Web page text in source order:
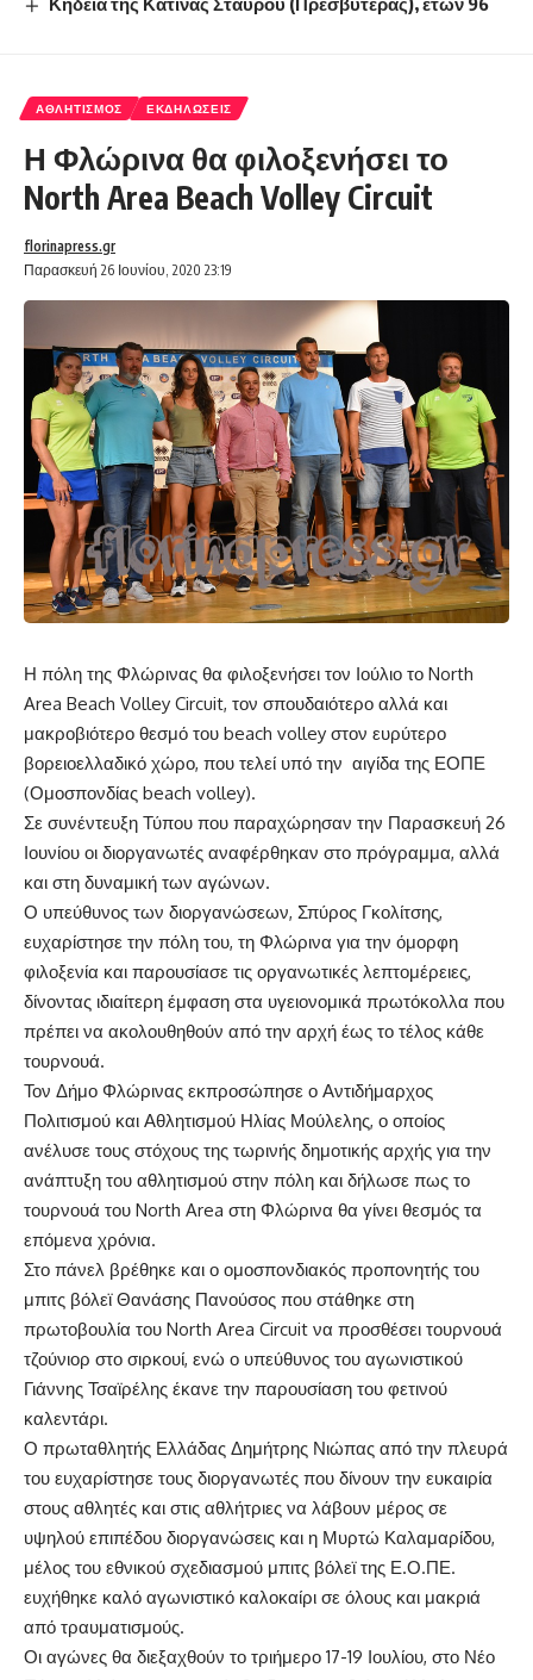
ΑΘΛΗΤΙΣΜΌΣ ΕΚΔΗΛΏΣΕΙΣ
Η Φλώρινα θα φιλοξενήσει το
North Area Beach Volley Circuit
Παρασκευή 26 Ιουνίου, 2020 23:19
florinapress.gr
Η πόλη της Φλώρινας θα φιλοξενήσει τον Ιούλιο το North
Area Beach Volley Circuit, τον σπουδαιότερο αλλά και
μακροβιότερο θεσμό του beach volley στον ευρύτερο
βορειοελλαδικό χώρο, που τελεί υπό την αιγίδα της ΕΟΠΕ
(Ομοσπονδίας beach volley).
Σε συνέντευξη Τύπου που παραχώρησαν την Παρασκευή 26
Ιουνίου οι διοργανωτές αναφέρθηκαν στο πρόγραμμα, αλλά
και στη δυναμική των αγώνων.
Ο υπεύθυνος των διοργανώσεων, Σπύρος Γκολίτσης,
ευχαρίστησε την πόλη του, τη Φλώρινα για την όμορφη
φιλοξενία και παρουσίασε τις οργανωτικές λεπτομέρειες,
δίνοντας ιδιαίτερη έμφαση στα υγειονομικά πρωτόκολλα που
πρέπει να ακολουθηθούν από την αρχή έως το τέλος κάθε
τουρνουά.
Τον Δήμο Φλώρινας εκπροσώπησε ο Αντιδήμαρχος
Πολιτισμού και Αθλητισμού Ηλίας Μούλελης, ο οποίος
ανέλυσε τους στόχους της τωρινής δημοτικής αρχής για την
ανάπτυξη του αθλητισμού στην πόλη και δήλωσε πως το
τουρνουά του North Area στη Φλώρινα θα γίνει θεσμός τα
επόμενα χρόνια.
Στο πάνελ βρέθηκε και ο ομοσπονδιακός προπονητής του
μπιτς βόλεϊ Θανάσης Πανούσος που στάθηκε στη
πρωτοβουλία του North Area Circuit να προσθέσει τουρνουά
τζούνιορ στο σιρκουί, ενώ ο υπεύθυνος του αγωνιστικού
Γιάννης Τσαϊρέλης έκανε την παρουσίαση του φετινού
καλεντάρι.
Ο πρωταθλητής Ελλάδας Δημήτρης Νιώπας από την πλευρά
του ευχαρίστησε τους διοργανωτές που δίνουν την ευκαιρία
στους αθλητές και στις αθλήτριες να λάβουν μέρος σε
υψηλού επιπέδου διοργανώσεις και η Μυρτώ Καλαμαρίδου,
μέλος του εθνικού σχεδιασμού μπιτς βόλεϊ της Ε.Ο.ΠΕ.
ευχήθηκε καλό αγωνιστικό καλοκαίρι σε όλους και μακριά
από τραυματισμούς.
Οι αγώνες θα διεξαχθούν το τριήμερο 17-19 Ιουλίου, στο Νέο